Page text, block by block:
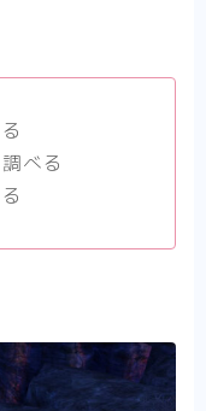
べる